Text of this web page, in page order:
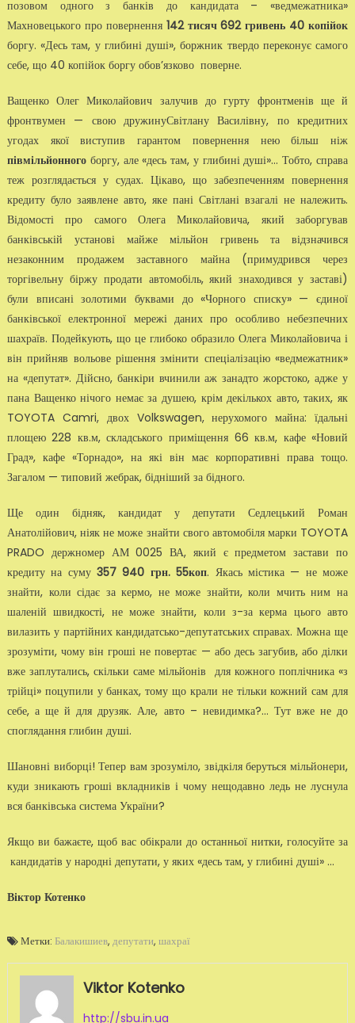
позовом одного з банків до кандидата – «ведмежатника»
Махновецького про повернення 142 тисяч 692 гривень 40 копійок
боргу. «Десь там, у глибині душі», боржник твердо переконує самого
себе, що 40 копійок боргу обов’язково поверне.
Ващенко Олег Миколайович залучив до гурту фронтменів ще й
фронтвумен — свою дружинуСвітлану Василівну, по кредитних
угодах якої виступив гарантом повернення нею більш ніж
півмільйонногоборгу, але «десь там, у глибині душі»… Тобто, справа
теж розглядається у судах. Цікаво, що забезпеченням повернення
кредиту було заявлене авто, яке пані Світлані взагалі не належить.
Відомості про самого Олега Миколайовича, який заборгував
банківській установі майже мільйон гривень та відзначився
незаконним продажем заставного майна (примудрився через
торгівельну біржу продати автомобіль, який знаходився у заставі)
були вписані золотими буквами до «Чорного списку» — єдиної
банківської електронної мережі даних про особливо небезпечних
шахраїв. Подейкують, що це глибоко образило Олега Миколайовича і
він прийняв вольове рішення змінити спеціалізацію «ведмежатник»
на «депутат». Дійсно, банкіри вчинили аж занадто жорстоко, адже у
пана Ващенко нічого немає за душею, крім декількох авто, таких, як
TOYOTA Camri, двох Volkswagen, нерухомого майна: їдальні
площею 228 кв.м, складського приміщення 66 кв.м, кафе «Новий
Град», кафе «Торнадо», на які він має корпоративні права тощо.
Загалом — типовий жебрак, бідніший за бідного.
Ще один бідняк, кандидат у депутати Седлецький Роман
Анатолійович, ніяк не може знайти свого автомобіля марки TOYOTA
PRADO держномер АМ 0025 ВА, який є предметом застави по
кредиту на суму357 940 грн. 55коп. Якась містика — не може
знайти, коли сідає за кермо, не може знайти, коли мчить ним на
шаленій швидкості, не може знайти, коли з-за керма цього авто
вилазить у партійних кандидатсько-депутатських справах. Можна ще
зрозуміти, чому він гроші не повертає — або десь загубив, або ділки
вже заплутались, скільки саме мільйонів для кожного поплічника «з
трійці» поцупили у банках, тому що крали не тільки кожний сам для
себе, а ще й для друзяк. Але, авто – невидимка?… Тут вже не до
споглядання глибин душі.
Шановні виборці! Тепер вам зрозуміло, звідкіля беруться мільйонери,
куди зникають гроші вкладників і чому нещодавно ледь не луснула
вся банківська система України?
Якщо ви бажаєте, щоб вас обікрали до останньої нитки, голосуйте за
кандидатів у народні депутати, у яких «десь там, у глибині душі» …
Віктор Котенко
Метки: Балакишиев, депутати, шахраї
Viktor Kotenko
http://sbu.in.ua